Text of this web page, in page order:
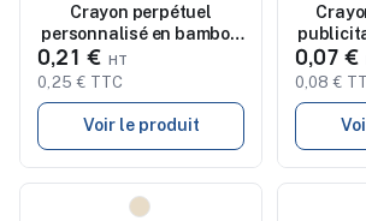
Crayon perpétuel
personnalisé en bambou
avec gomme TIKUN
0,21 €
0,25 € TTC
Voir le produit
0,07 €
0,08 €